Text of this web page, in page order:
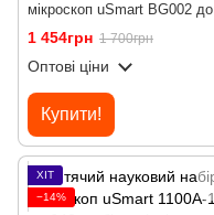
мікроскоп uSmart BG002 до
1200х + біологічні
мікропрепарати
1 454грн 1 700грн
Оптові ціни
Купити!
ХІТ
−14%